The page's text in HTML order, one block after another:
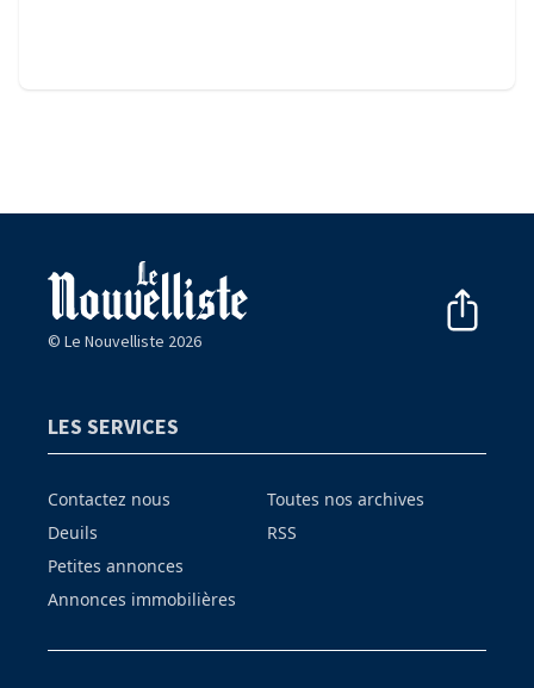
© Le Nouvelliste 2026
LES SERVICES
Contactez nous
Deuils
Petites annonces
Annonces immobilières
Toutes nos archives
RSS